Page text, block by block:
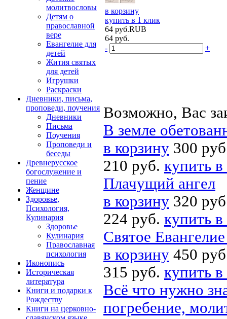
молитвословы
Детям о
православной
вере
Евангелие для
детей
Жития святых
для детей
Игрушки
Раскраски
Дневники, письма,
проповеди, поучения
Дневники
Письма
Поучения
Проповеди и
беседы
Древнерусское
богослужение и
пение
Женщине
Здоровье,
Психология,
Кулинария
Здоровье
Кулинария
Православная
психология
Иконопись
Историческая
литература
Книги и подарки к
Рождеству
Книги на церковно-
в корзину
купить в 1 клик
64 руб.RUB
64 руб.
-
+
Возможно, Вас
В земле
в корзину 300
210 руб. купить
Плачущий ангел
в корзину 320
224 руб. купить
Святое
в корзину 450
315 руб. купить
Всё что нужно
погребение,